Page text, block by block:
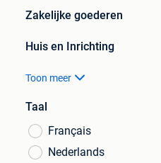
Zakelijke goederen
Huis en Inrichting
Toon meer
Taal
Français
Nederlands